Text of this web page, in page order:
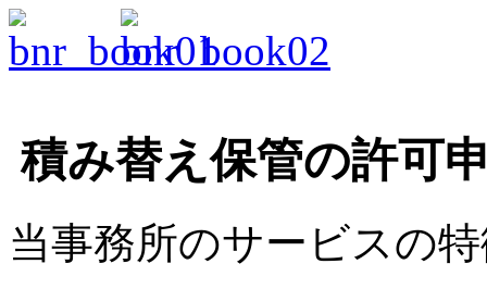
積み替え保管の許可
当事務所のサービスの